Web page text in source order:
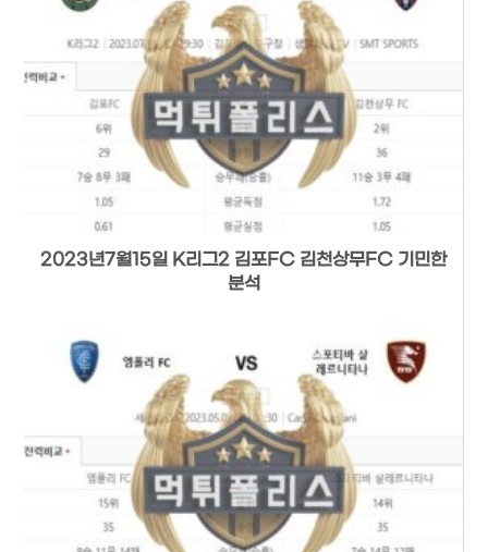
2023년7월15일 K리그2 김포FC 김천상무FC 기민한
분석